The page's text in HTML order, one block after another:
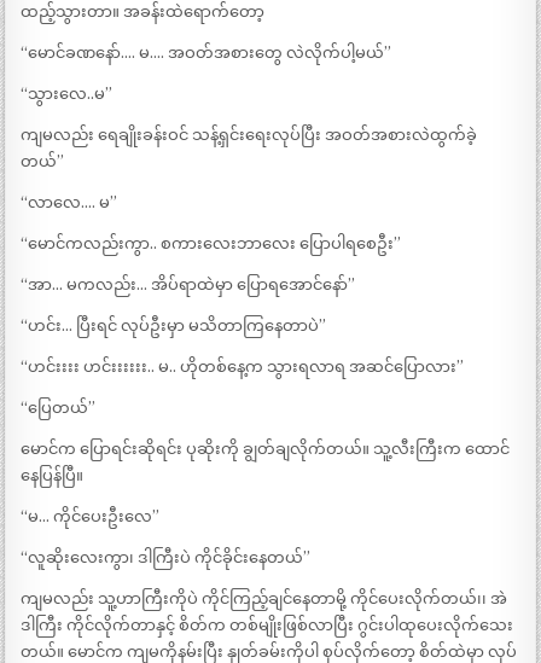
ထည့်သွားတာ။ အခန်းထဲရောက်တော့
“မောင်ခဏနော်…. မ…. အဝတ်အစားတွေ လဲလိုက်ပါ့မယ်”
“သွားလေ..မ”
ကျမလည်း ရေချိုးခန်းဝင် သန့်ရှင်းရေးလုပ်ပြီး အဝတ်အစားလဲထွက်ခဲ့
တယ်”
“လာလေ…. မ”
“မောင်ကလည်းကွာ.. စကားလေးဘာလေး ပြောပါရစေဦး”
“အာ… မကလည်း… အိပ်ရာထဲမှာ ပြောရအောင်နော်”
“ဟင်း… ပြီးရင် လုပ်ဦးမှာ မသိတာကြနေတာပဲ”
“ဟင်းးးး ဟင်းးးးးး.. မ.. ဟိုတစ်နေ့က သွားရလာရ အဆင်ပြောလား”
“ပြေတယ်”
မောင်က ပြောရင်းဆိုရင်း ပုဆိုးကို ချွတ်ချလိုက်တယ်။ သူ့လီးကြီးက ထောင်
နေပြန်ပြီ။
“မ… ကိုင်ပေးဦးလေ”
“လူဆိုးလေးကွာ၊ ဒါကြီးပဲ ကိုင်ခိုင်းနေတယ်”
ကျမလည်း သူ့ဟာကြီးကိုပဲ ကိုင်ကြည့်ချင်နေတာမို့ ကိုင်ပေးလိုက်တယ်၊၊ အဲ
ဒါကြီး ကိုင်လိုက်တာနှင့် စိတ်က တစ်မျိုးဖြစ်လာပြီး ဂွင်းပါထုပေးလိုက်သေး
တယ်။ မောင်က ကျမကိုနမ်းပြီး နှုတ်ခမ်းကိုပါ စုပ်လိုက်တော့ စိတ်ထဲမှာ လုပ်